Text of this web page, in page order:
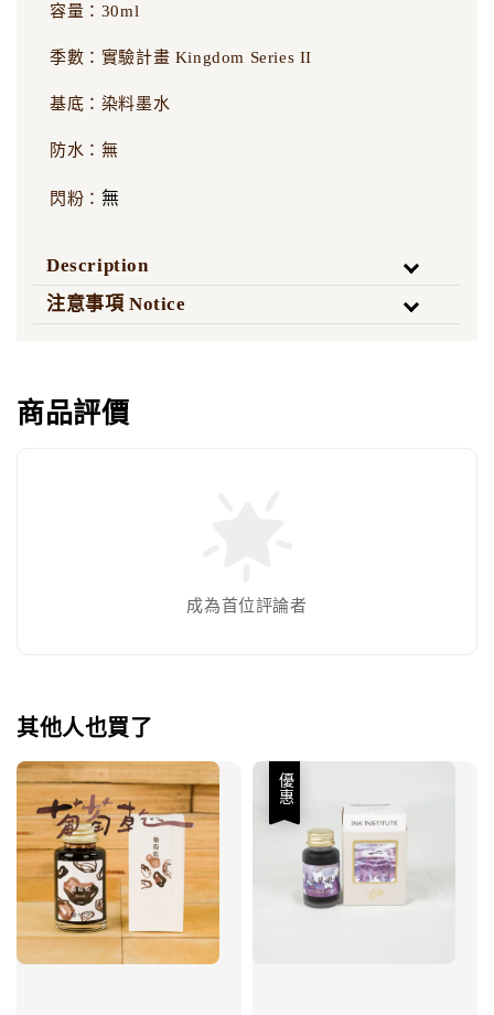
容量：30ml
季數：實驗計畫 Kingdom Series II
基底：染料墨水
防水：無
閃粉： 無
Description
注意事項 Notice
商品評價
成為首位評論者
其他人也買了
優惠